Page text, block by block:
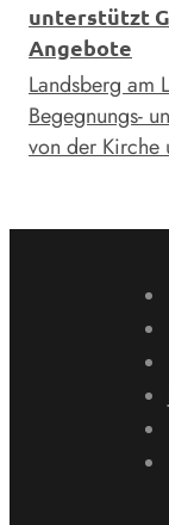
unterstützt
Angebote
Landsberg am
Begegnungs-
von der Kirche